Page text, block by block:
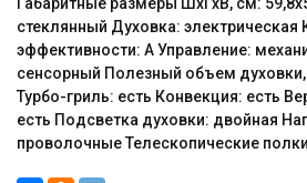
стеклянный Духовка: электрическая
эффективности: A Управление:
сенсорный Полезный объем духовки,
Турбо-гриль: есть Конвекция: есть
есть Подсветка духовки: двойная
проволочные Телескопические